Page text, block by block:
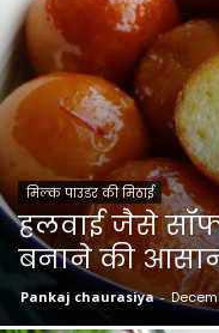
मिल्क पाउडर की मिठाई
हलवाई जैसे
बनाने की आसान
Pankaj chaurasiya -